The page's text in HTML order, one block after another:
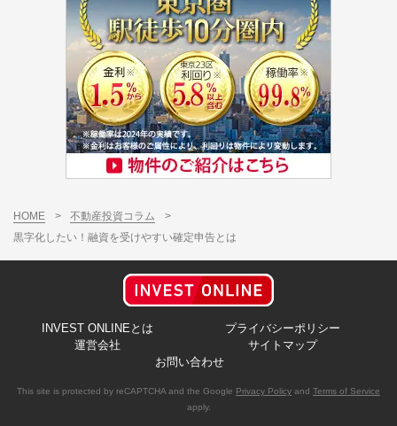
HOME > 不動産投資コラム
>
黒字化したい！融資を受けやすい確定申告とは
INVEST ONLINEとは
プライバシーポリシー
運営会社
サイトマップ
お問い合わせ
This site is protected by reCAPTCHA and the Google Privacy Policy and Terms of Service
apply.